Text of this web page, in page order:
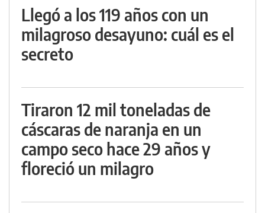
Llegó a los 119 años con un
milagroso desayuno: cuál es el
secreto
Tiraron 12 mil toneladas de
cáscaras de naranja en un
campo seco hace 29 años y
floreció un milagro